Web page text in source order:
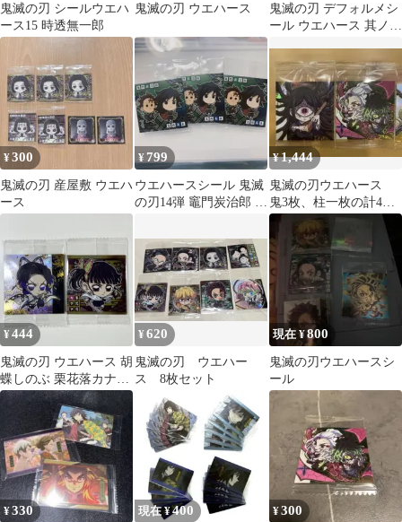
鬼滅の刃 シールウエハ
ース15 時透無一郎
鬼滅の刃 ウエハース
鬼滅の刃 デフォルメシ
ール ウエハース 其ノ十
ット
¥300
鬼滅の刃 産屋敷 ウエハ
ース
¥ 799
ウエハースシール 鬼滅
の刃14弾 竈門炭治郎 冨
¥1,444
鬼滅の刃ウエハース
鬼3枚、柱一枚の計4枚
⭐️3 ⭐️4
¥444
鬼滅の刃 ウエハース 胡
蝶しのぶ 栗花落カナヲ
セット
¥620
鬼滅の刃 ウエハー
ス 8枚セット
現在 ¥800
鬼滅の刃ウエハースシ
ール
¥330 現在 ¥400 ¥300